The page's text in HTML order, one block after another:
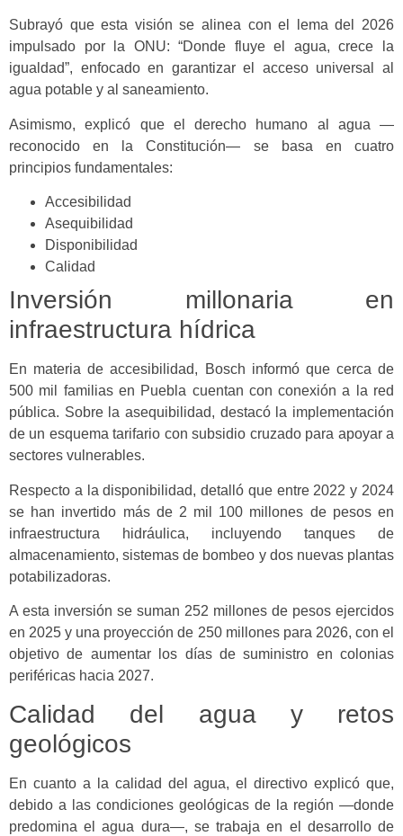
Subrayó que esta visión se alinea con el lema del 2026
impulsado por la ONU: “Donde fluye el agua, crece la
igualdad”, enfocado en garantizar el acceso universal al
agua potable y al saneamiento.
Asimismo, explicó que el derecho humano al agua —
reconocido en la Constitución— se basa en cuatro
principios fundamentales:
Accesibilidad
Asequibilidad
Disponibilidad
Calidad
Inversión millonaria en
infraestructura hídrica
En materia de accesibilidad, Bosch informó que cerca de
500 mil familias en Puebla cuentan con conexión a la red
pública. Sobre la asequibilidad, destacó la implementación
de un esquema tarifario con subsidio cruzado para apoyar a
sectores vulnerables.
Respecto a la disponibilidad, detalló que entre 2022 y 2024
se han invertido más de 2 mil 100 millones de pesos en
infraestructura hidráulica, incluyendo tanques de
almacenamiento, sistemas de bombeo y dos nuevas plantas
potabilizadoras.
A esta inversión se suman 252 millones de pesos ejercidos
en 2025 y una proyección de 250 millones para 2026, con el
objetivo de aumentar los días de suministro en colonias
periféricas hacia 2027.
Calidad del agua y retos
geológicos
En cuanto a la calidad del agua, el directivo explicó que,
debido a las condiciones geológicas de la región —donde
predomina el agua dura—, se trabaja en el desarrollo de